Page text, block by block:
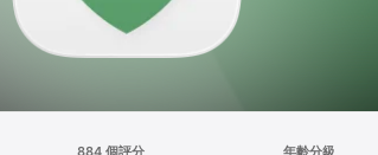
884 個評分 年齡分級